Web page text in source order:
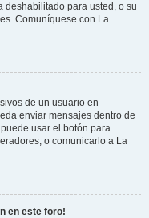
deshabilitado para usted, o su
Comuníquese con La
de un usuario en
enviar mensajes dentro de
usar el botón para
o comunicarlo a La
en este foro!